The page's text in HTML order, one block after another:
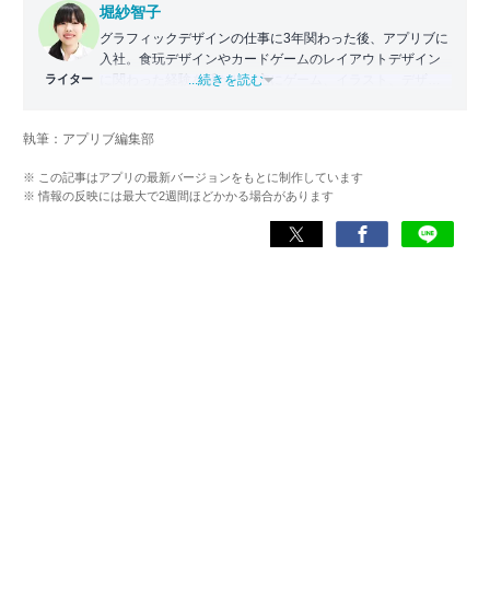
ライター
堀紗智子
グラフィックデザインの仕事に3年関わった後、アプリブに
入社。食玩デザインやカードゲームのレイアウトデザイン
に関わった経験を活かし、主にゲーム、イラスト、デザイ
とを心がけている。
...続きを読む
執筆：アプリブ編集部
※ この記事はアプリの最新バージョンをもとに制作しています
※ 情報の反映には最大で2週間ほどかかる場合があります